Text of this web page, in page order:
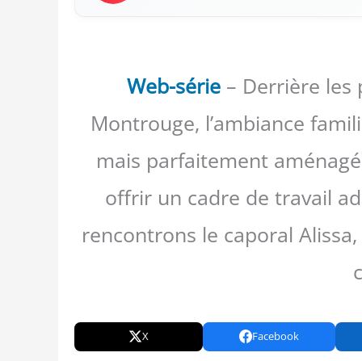
Web-série – Derrière les
Montrouge, l’ambiance
mais parfaitement
offrir un cadre de travail
rencontrons le caporal
X Facebook